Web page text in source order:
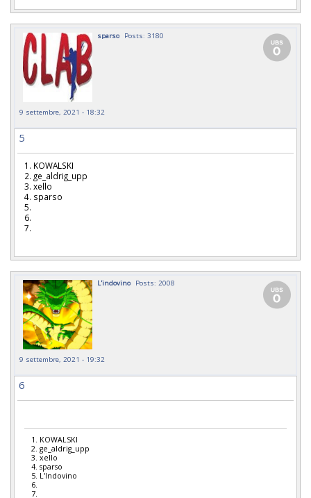
sparso Posts: 3180
9 settembre, 2021 - 18:32
5
1. KOWALSKI
2. ge_aldrig_upp
3. xello
4. sparso
5.
6.
7.
L'indovino Posts: 2008
9 settembre, 2021 - 19:32
6
1. KOWALSKI
2. ge_aldrig_upp
3. xello
4. sparso
5. L'Indovino
6.
7.